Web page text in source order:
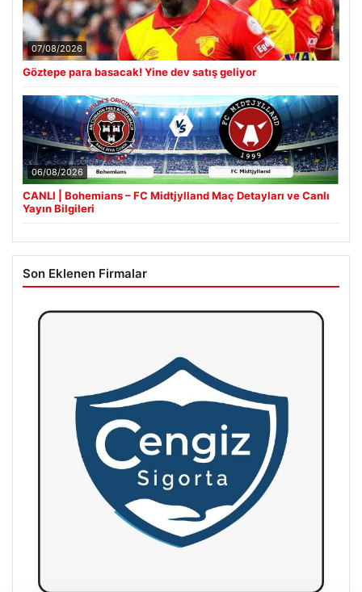
07/08/2026
Göztepe para basacak! Yine dev satış geliyor
06/08/2026
CANLI | Bohemians – FC Midtjylland Maç Detayları ve Canlı
Yayın Bilgileri
Son Eklenen Firmalar